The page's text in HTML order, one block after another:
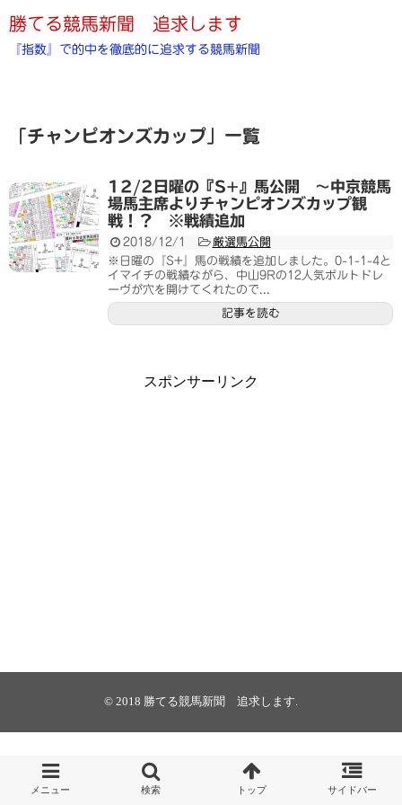
勝てる競馬新聞 追求します
『指数』で的中を徹底的に追求する競馬新聞
「 チャンピオンズカップ 一覧
12/2日曜の『S+』馬公開 ～中京競馬
場馬主席よりチャンピオンズカップ観
戦！？ ※戦績追加
2018/12/1
厳選馬公開
※日曜の『S+』馬の戦績を追加しました。0-1-1-4と
イマイチの戦績ながら、中山9Rの12人気ポルトドレ
ーヴが穴を開けてくれたので...
記事を読む
スポンサーリンク
© 2018 勝てる競馬新聞 追求します